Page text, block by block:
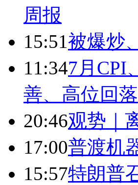
周报
15:51被爆炒
11:347月CPI
善、高位回落
20:46观势｜
17:00普渡机
15:57特朗普